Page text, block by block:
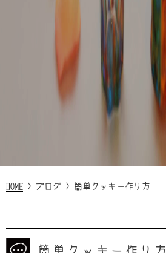
HOME > ブログ > 簡単クッキー作り方
簡単クッキー作り方